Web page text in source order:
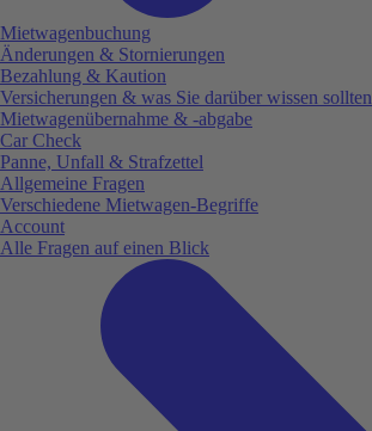
Mietwagenbuchung
Änderungen & Stornierungen
Bezahlung & Kaution
Versicherungen & was Sie darüber wissen sollten
Mietwagenübernahme & -abgabe
Car Check
Panne, Unfall & Strafzettel
Allgemeine Fragen
Verschiedene Mietwagen-Begriffe
Account
Alle Fragen auf einen Blick